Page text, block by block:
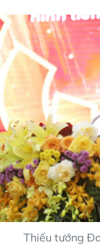
Thiếu tướng